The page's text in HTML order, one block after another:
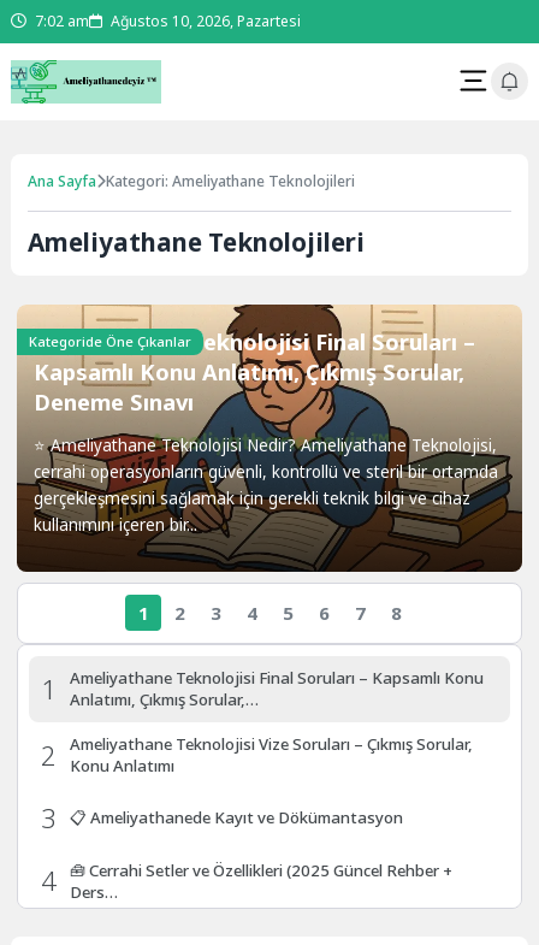
7:02 am Ağustos 10, 2026, Pazartesi
Ana Sayfa Kategori: Ameliyathane Teknolojileri
Ameliyathane Teknolojileri
Kategoride Öne Çıkanlar
Ameliyathane Teknolojisi Final Soruları –
Kapsamlı Konu Anlatımı, Çıkmış Sorular,
Deneme Sınavı
⭐ Ameliyathane Teknolojisi Nedir? Ameliyathane Teknolojisi,
cerrahi operasyonların güvenli, kontrollü ve steril bir ortamda
gerçekleşmesini sağlamak için gerekli teknik bilgi ve cihaz
kullanımını içeren bir...
1 2 3 4 5 6 7 8
1
Ameliyathane Teknolojisi Final Soruları – Kapsamlı Konu
Anlatımı, Çıkmış Sorular,…
2
Ameliyathane Teknolojisi Vize Soruları – Çıkmış Sorular,
Konu Anlatımı
3 📋 Ameliyathanede Kayıt ve Dökümantasyon
4
🧰 Cerrahi Setler ve Özellikleri (2025 Güncel Rehber +
Ders…